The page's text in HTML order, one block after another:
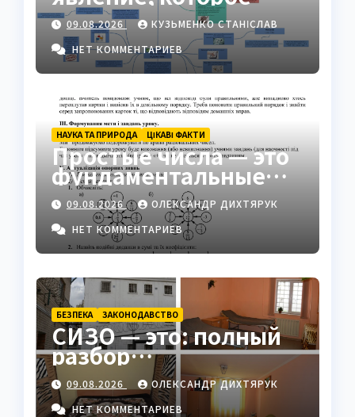
формирует
идентичность групп в
обществе
09.08.2026
КУЗЬМЕНКО СТАНІСЛАВ
НЕТ КОММЕНТАРИЕВ
НАУКА ТА ПРИРОДА ЦІКАВІ ФАКТИ
Простые числа — это
фундаментальные
«атомы» математики
09.08.2026
ОЛЕКСАНДР ДИХТЯРУК
НЕТ КОММЕНТАРИЕВ
БЕЗПЕКА ЗАКОНОДАВСТВО
СИЗО — это: полный
разбор
следственного
изолятора в Украине
09.08.2026
ОЛЕКСАНДР ДИХТЯРУК
НЕТ КОММЕНТАРИЕВ